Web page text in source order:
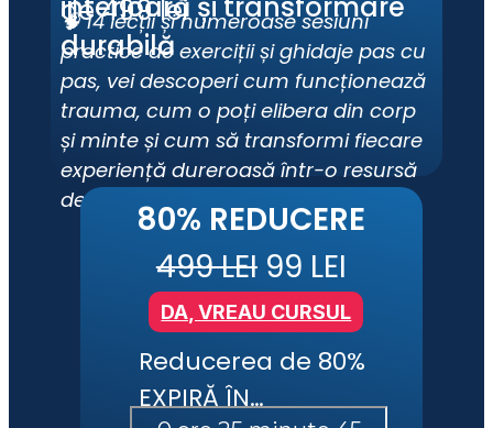
durabilă
de 499 lei
🧠 14 lecții și numeroase sesiuni
practice de exerciții și ghidaje pas cu
pas, vei descoperi cum funcționează
trauma, cum o poți elibera din corp
și minte și cum să transformi fiecare
experiență dureroasă într-o resursă
de putere.80% REDUCERE
DA, VREAU CURSUL
499 LEI 99 LEI
Reducerea de 80%
EXPIRĂ ÎN…